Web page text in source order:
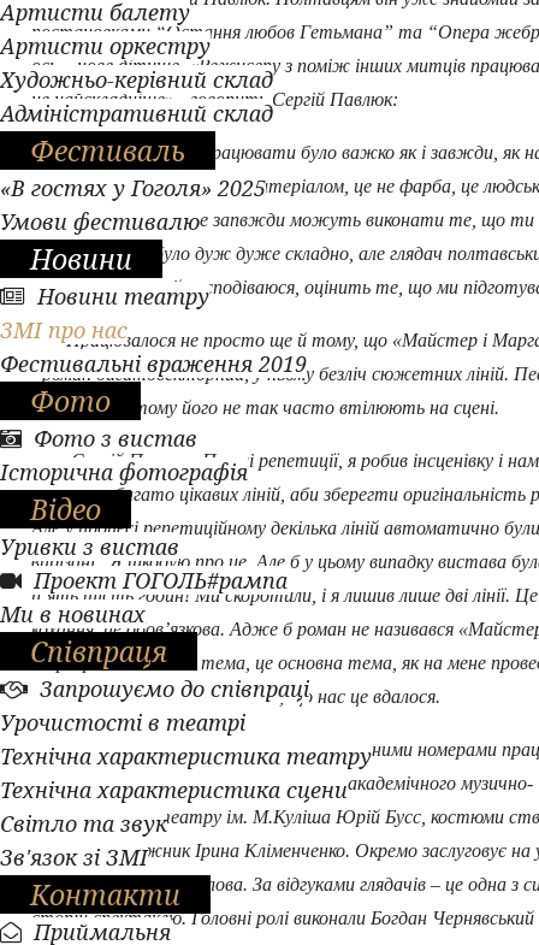
Артисти балету
Артисти оркестру
Художньо-керівний склад
Адміністративний склад
Фестиваль
«В гостях у Гоголя» 2025
Умови фестивалю
Новини
Новини театру
ЗМІ про нас
Фестивальні враження 2019
Фото
Фото з вистав
Історична фотографія
Відео
Уривки з вистав
Проект ГОГОЛЬ#рампа
Ми в новинах
Співпраця
Запрошуємо до співпраці
Урочистості в театрі
Технічна характеристика театру
Технічна характеристика сцени
Світло та звук
Зв'язок зі ЗМІ
Контакти
Приймальня
постановками “Остання любов Гетьмана” та “Опера
ось – нове дітище. «Режисеру з поміж інших митців
не найскладніше»,- говорить Сергій Павлюк:
Сергій Павлюк: Працювати було важко як і завжди, як
любою п’єсою, над любим матеріалом, це не фарба, це
емоції, це люди, які не запвжди можуть виконати те, що ти
бажаєш. Тому було дуж дуже складно, але глядач
лише полтавський, я сподіваюся, оцінить те, що ми
Працювалося не просто ще й тому, що «Майстер і
- роман багатовекторний, у ньому безліч сюжетних ліній.
чином, саме тому його не так часто втілюють на сцені.
Сергій Павлюк: Перші репетиції, я робив інсценівку і
провести багато цікавих ліній, аби зберегти оригінальність
Але у процесі репетиційному декілька ліній автоматично
вирізані . Я шкодую про це. Але б у цьому випадку вистава
п’ять шість годин! Ми скоротили, і я лишив лише дві лінії. Це
кохання, це обов’язкова. Адже б роман не називався
Маргарита». А інші тема, це основна тема, як на мене
тема людини і влади. Надіюсь, що нас це вдалося.
Над масовими сценами й танцювальними номерами
головний балетмейстер Херсонського академічного музично-
драматичного театру ім. М.Куліша Юрій Бусс, костюми
головний художник Ірина Кліменченко. Окремо заслуговує на
музика Шевкета Білялова. За відгуками глядачів – це одна з
сторін спектаклю. Головні ролі виконали Богдан